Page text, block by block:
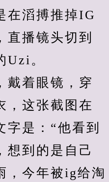
滔搏推掉IG
直播镜头切到
Uzi。
着眼镜，穿
，这张截图在
字是：“他看到
想到的是自己
，今年被ig给淘